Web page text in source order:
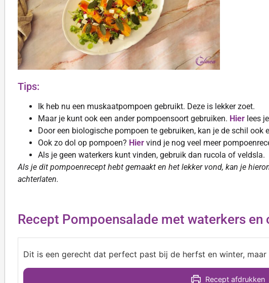
Tips:
Ik heb nu een muskaatpompoen gebruikt. Deze is lekker zoet.
Maar je kunt ook een ander pompoensoort gebruiken. Hier lees
Door een biologische pompoen te gebruiken, kan je de schil ook
Ook zo dol op pompoen? Hier vind je nog veel meer
Als je geen waterkers kunt vinden, gebruik dan rucola of veldsla.
Als je dit pompoenrecept hebt gemaakt en het lekker vond, kan je
achterlaten.
Recept Pompoensalade met waterkers en
Dit is een gerecht dat perfect past bij de herfst en winter,
Recept afdrukken